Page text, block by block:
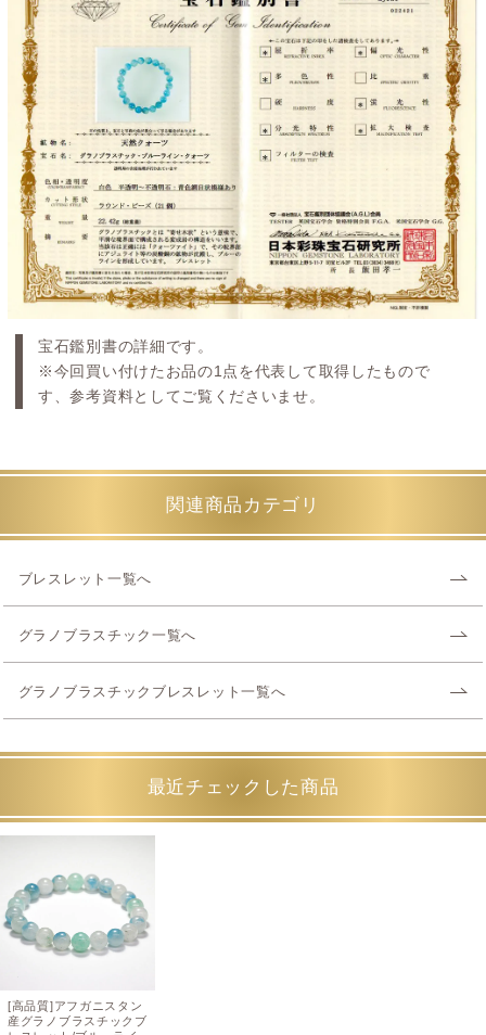
宝石鑑別書の詳細です。
※今回買い付けたお品の1点を代表して取得したもので
す、参考資料としてご覧くださいませ。
関連商品カテゴリ
ブレスレット一覧へ
グラノブラスチック一覧へ
グラノブラスチックブレスレット一覧へ
最近チェックした商品
[高品質]アフガニスタン
産グラノブラスチックブ